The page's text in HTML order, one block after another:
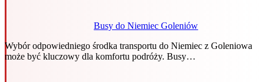
Busy do Niemiec Goleniów
Wybór odpowiedniego środka transportu do Niemiec z Goleniowa
może być kluczowy dla komfortu podróży. Busy…